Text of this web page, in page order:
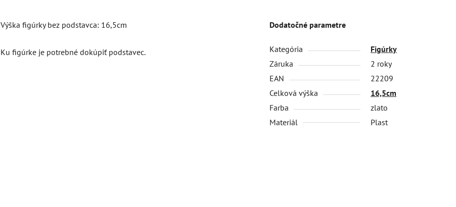
Výška figúrky bez podstavca: 16,5cm
Ku figúrke je potrebné dokúpiť podstavec.
Dodatočné parametre
Kategória
Figúrky
Záruka
2 roky
EAN
22209
Celková výška
16,5cm
Farba
zlato
Materiál
Plast